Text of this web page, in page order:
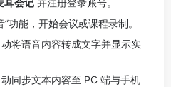
耳会记 并注册登录账号。
功能，开始会议或课程录制。
将语音内容转成文字并显示实
同步文本内容至 PC 端与手机